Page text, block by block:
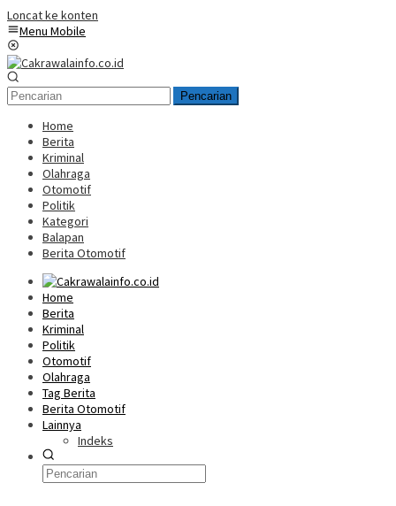
Loncat ke konten
Menu Mobile
Pencarian
Home
Berita
Kriminal
Olahraga
Otomotif
Politik
Kategori
Balapan
Berita Otomotif
Home
Berita
Kriminal
Politik
Otomotif
Olahraga
Tag Berita
Berita Otomotif
Lainnya
Indeks